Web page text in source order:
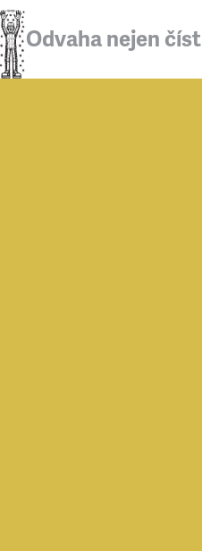
Odvaha nejen číst